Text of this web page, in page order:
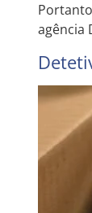
agência